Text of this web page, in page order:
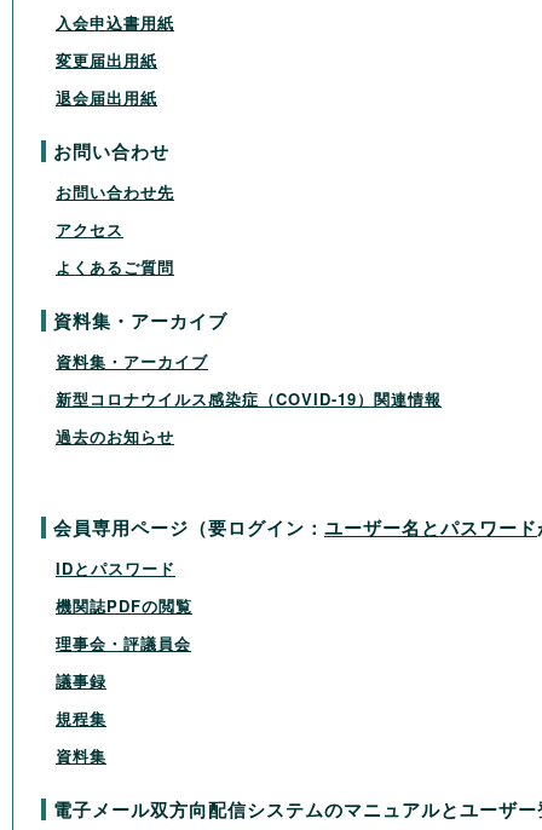
入会申込書用紙
変更届出用紙
退会届出用紙
お問い合わせ
お問い合わせ先
アクセス
よくあるご質問
資料集・アーカイブ
資料集・アーカイブ
新型コロナウイルス感染症（COVID-19）関連情報
過去のお知らせ
会員専用ページ（要ログイン： ユーザー名とパスワード
IDとパスワード
機関誌PDFの閲覧
理事会・評議員会
議事録
規程集
資料集
電子メール双方向配信システムのマニュアルとユーザ